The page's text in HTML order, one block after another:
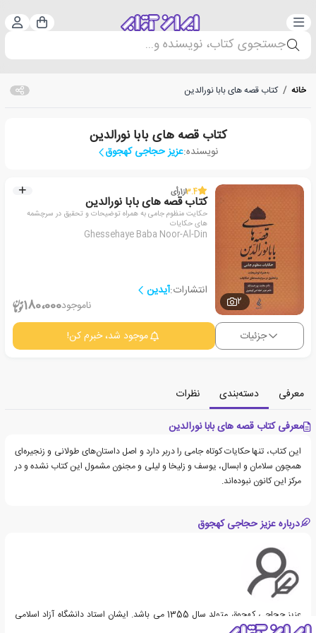
دسته‌بندی سبد
جستجوی کتاب، نویسنده و...
خانه / کتاب قصه های بابا نورالدین
کتاب قصه های بابا نورالدین
نویسنده:عزیز حجاجی کهجوق
2
3.4از1رأی
کتاب قصه های بابا نورالدین
حکایت منظوم جامی به همراه توضیحات و تحقیق در سرچشمه
های حکایات
Ghessehaye Baba Noor-Al-Din
انتشارات:آیدین
ناموجود180،000
جزئیات موجود شد، خبرم کن!
معرفی دسته‌بندی
نظرات
معرفی کتاب قصه های بابا نورالدین
این کتاب، تنها حکایات کوتاه جامی را دربر دارد و اصل داستان‌های طولانی و زنجیره‌ای
همچون سلامان و ابسال، یوسف و زلیخا و لیلی و مجنون مشمول این کتاب نشده و در
مرکز این کانون نبوده‌اند.
درباره عزیز حجاجی کهجوق
عزیز حجاجی کهجوق متولد سال 1355 می باشد. ایشان استاد دانشگاه آزاد اسلامی
واحد بناب می باشد.